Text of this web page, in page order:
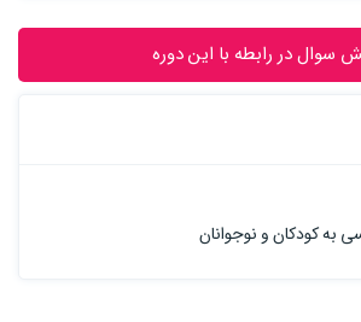
سوال در رابطه با این دوره
به کودکان و نوجوانان